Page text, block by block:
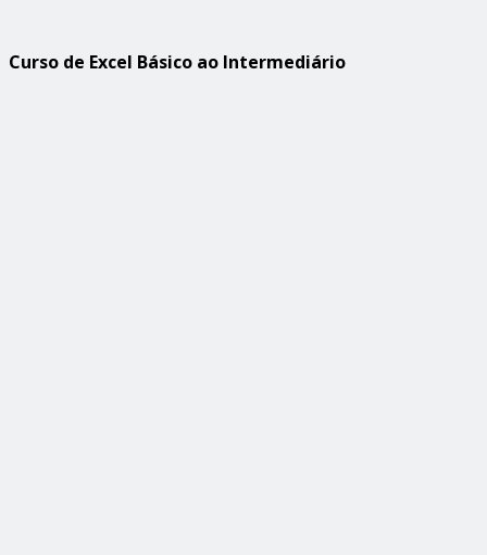
Curso de Excel Básico ao Intermediário